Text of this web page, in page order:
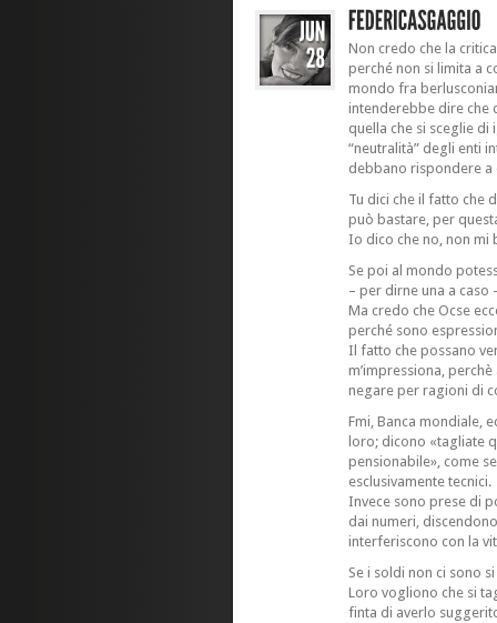
Non credo che la
perché non si limita a
mondo fra
intenderebbe dire che
quella che si sceglie
“neutralità” degli enti
debbano rispondere a
Tu dici che il fatto che
può bastare, per
Io dico che no, non mi
Se poi al mondo
– per dirne una a caso
Ma credo che Ocse
perché sono
Il fatto che possano
m’impressiona,
negare per ragioni di
Fmi, Banca mondiale,
loro; dicono «tagliate
pensionabile», come
esclusivamente tecnici.
Invece sono prese di
dai numeri,
interferiscono con la
Se i soldi non ci sono
Loro vogliono che si
finta di averlo